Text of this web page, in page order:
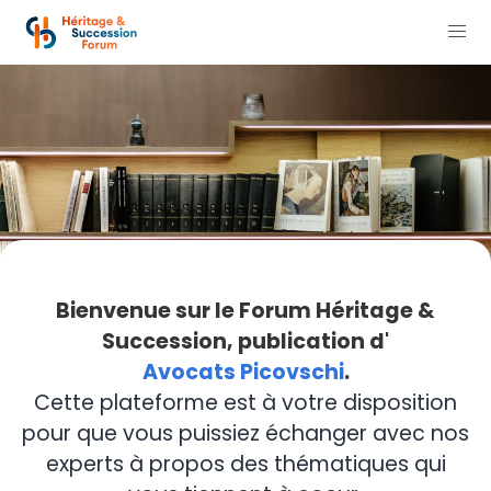
Bienvenue sur le Forum Héritage &
Succession, publication d'
Avocats Picovschi.
Cette plateforme est à votre disposition
pour que vous puissiez échanger avec nos
experts à propos des thématiques qui